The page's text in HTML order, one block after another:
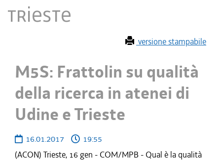
Trieste
versione stampabile
M5S: Frattolin su qualità
della ricerca in atenei di
Udine e Trieste
16.01.2017
19:55
(ACON) Trieste, 16 gen - COM/MPB - Qual è la qualità